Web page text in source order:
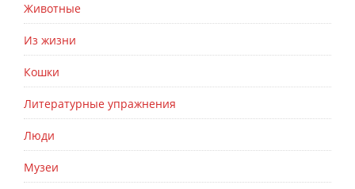
Животные
Из жизни
Кошки
Литературные упражнения
Люди
Музеи